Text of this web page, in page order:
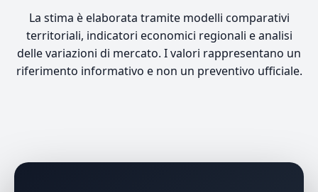
La stima è elaborata tramite modelli comparativi
territoriali, indicatori economici regionali e analisi
delle variazioni di mercato. I valori rappresentano un
riferimento informativo e non un preventivo ufficiale.